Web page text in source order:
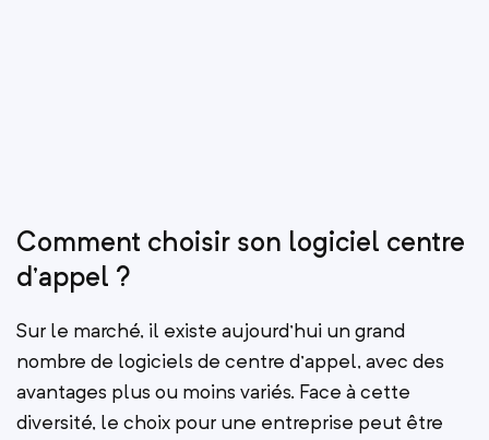
Comment choisir son logiciel centre
d'appel ?
Sur le marché, il existe aujourd’hui un grand
nombre de logiciels de centre d’appel, avec des
avantages plus ou moins variés. Face à cette
diversité, le choix pour une entreprise peut être